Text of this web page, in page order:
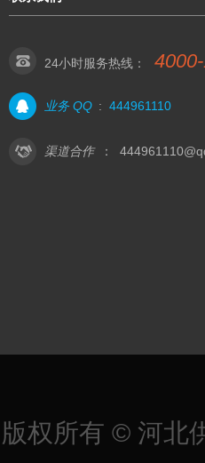
24小时服务热线：
业务 QQ : 444961110
渠道合作 ：
版权所有 © 河北